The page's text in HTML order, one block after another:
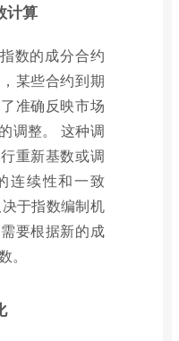
计算
数的成分合约
某些合约到期
准确反映市场
调整。 这种调
重新基数或调
连续性和一致
于指数编制机
要根据新的成